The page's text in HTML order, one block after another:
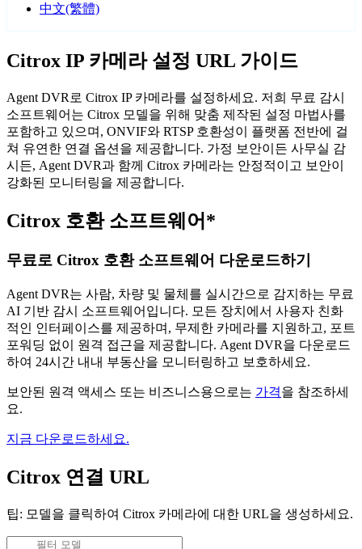
中文(繁體)
Citrox IP 카메라 설정 URL 가이드
Agent DVR로 Citrox IP 카메라를 설정하세요. 저희 무료 감시
소프트웨어는 Citrox 모델을 위해 맞춤 제작된 설정 마법사를
포함하고 있으며, ONVIF와 RTSP 호환성이 플랫폼 전반에 걸
쳐 유연한 연결 옵션을 제공합니다. 가정 보안이든 사무실 감
시든, Agent DVR과 함께 Citrox 카메라는 안정적이고 보안이
강화된 모니터링을 제공합니다.
Citrox 호환 소프트웨어*
무료로 Citrox 호환 소프트웨어 다운로드하기
Agent DVR는 사람, 차량 및 물체를 실시간으로 감지하는 무료
AI 기반 감시 소프트웨어입니다. 모든 장치에서 사용자 친화
적인 인터페이스를 제공하며, 무제한 카메라를 지원하고, 포트
포워딩 없이 원격 접근을 제공합니다. Agent DVR을 다운로드
하여 24시간 내내 부동산을 모니터링하고 보호하세요.
보안된 원격 액세스 또는 비즈니스용으로는 가격을 참조하세
요.
지금 다운로드하세요.
Citrox 연결 URL
팁: 모델을 클릭하여 Citrox 카메라에 대한 URL을 생성하세요.